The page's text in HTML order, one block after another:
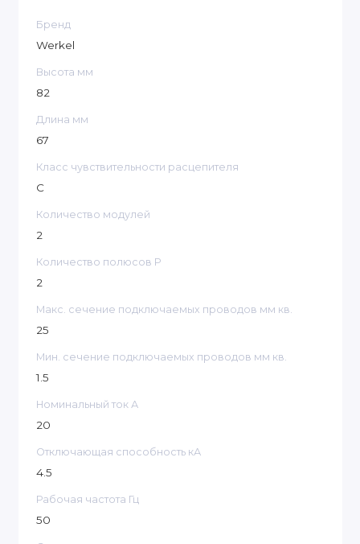
Бренд
Werkel
Высота мм
82
Длина мм
67
Класс чувствительности расцепителя
С
Количество модулей
2
Количество полюсов P
2
Макс. сечение подключаемых проводов мм кв.
25
Мин. сечение подключаемых проводов мм кв.
1.5
Номинальный ток А
20
Отключающая способность кА
4.5
Рабочая частота Гц
50